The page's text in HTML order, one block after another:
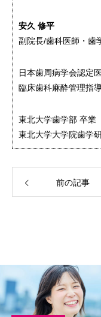
安久 修平
副院長/歯科医師・歯
日本歯周病学会認定
臨床歯科麻酔管理指
東北大学歯学部 卒業
東北大学大学院歯学
前の記事